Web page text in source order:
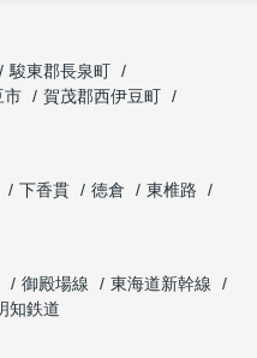
駿東郡長泉町
市
賀茂郡西伊豆町
下香貫 徳倉
東椎路
御殿場線
東海道新幹線
知鉄道